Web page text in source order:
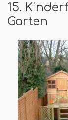
15.
Garten